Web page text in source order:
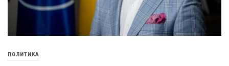
ПОЛИТИКА